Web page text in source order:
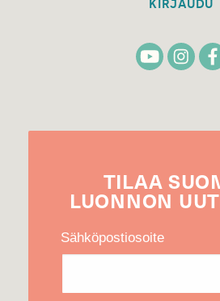
KIRJAUDU
TILAA
LUONNON
Sähköpostiosoite